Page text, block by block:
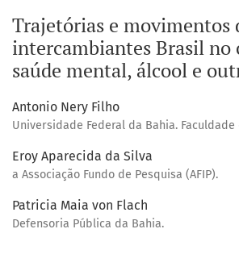
Trajetórias e movimentos
intercambiantes Brasil no
saúde mental, álcool e
Antonio Nery Filho
Universidade Federal da Bahia.
Eroy Aparecida da Silva
a Associação Fundo de Pesquisa (AFIP).
Patricia Maia von Flach
Defensoria Pública da Bahia.